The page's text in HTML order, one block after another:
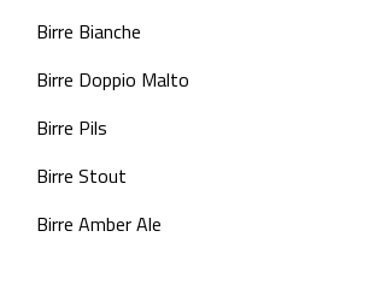
Birre Bianche
Birre Doppio Malto
Birre Pils
Birre Stout
Birre Amber Ale